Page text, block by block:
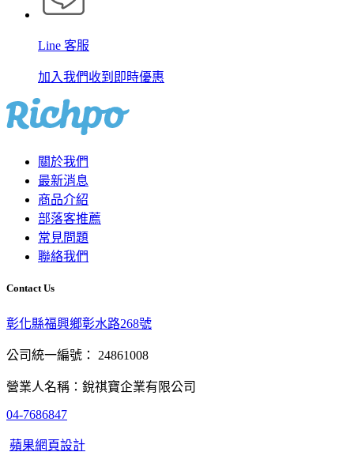
Line 客服
加入我們收到即時優惠
關於我們
最新消息
商品介紹
部落客推薦
常見問題
聯絡我們
Contact Us
彰化縣福興鄉彰水路268號
公司統一編號： 24861008
營業人名稱：銳祺寶企業有限公司
04-7686847
蘋果網頁設計